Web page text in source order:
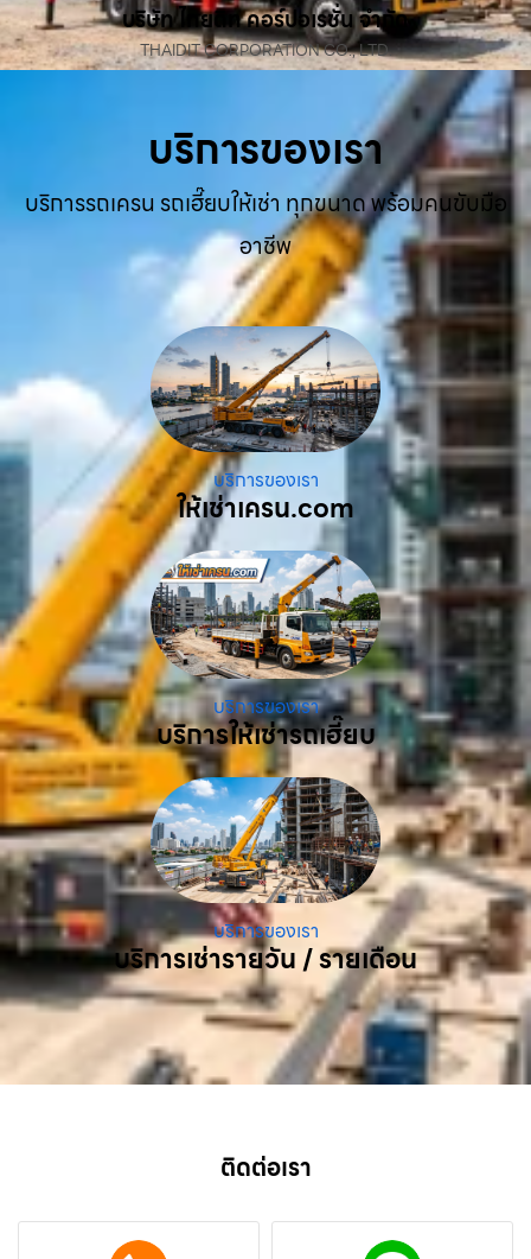
บริษัท ไทยดิท คอร์ปอเรชั่น จำกัด
THAIDIT CORPORATION CO., LTD.
บริการของเรา
บริการรถเครน รถเฮี๊ยบให้เช่า ทุกขนาด พร้อมคนขับมือ
อาชีพ
บริการของเรา
ให้เช่าเครน.com
บริการของเรา
บริการให้เช่ารถเฮี๊ยบ
บริการของเรา
บริการเช่ารายวัน / รายเดือน
ติดต่อเรา